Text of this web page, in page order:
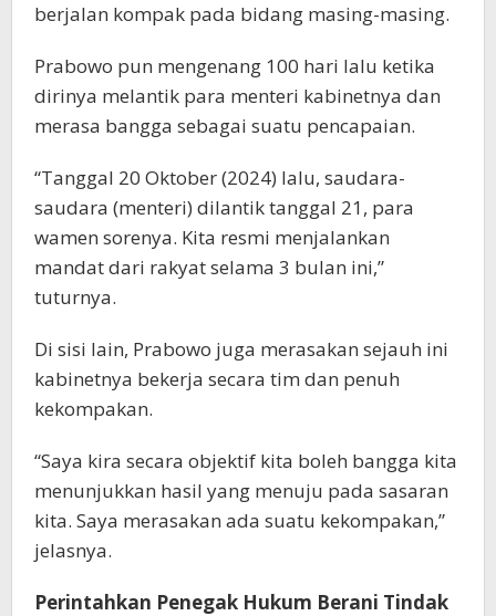
berjalan kompak pada bidang masing-masing.
Prabowo pun mengenang 100 hari lalu ketika
dirinya melantik para menteri kabinetnya dan
merasa bangga sebagai suatu pencapaian.
“Tanggal 20 Oktober (2024) lalu, saudara-
saudara (menteri) dilantik tanggal 21, para
wamen sorenya. Kita resmi menjalankan
mandat dari rakyat selama 3 bulan ini,”
tuturnya.
Di sisi lain, Prabowo juga merasakan sejauh ini
kabinetnya bekerja secara tim dan penuh
kekompakan.
“Saya kira secara objektif kita boleh bangga kita
menunjukkan hasil yang menuju pada sasaran
kita. Saya merasakan ada suatu kekompakan,”
jelasnya.
Perintahkan Penegak Hukum Berani Tindak